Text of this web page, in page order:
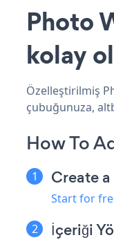
Photo
kolay
Özelleştirilmiş
çubuğunuza,
How To
Create
Start for
İçeriği